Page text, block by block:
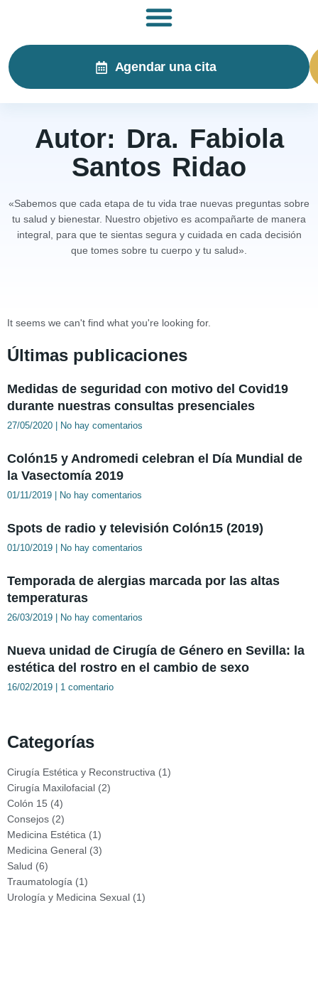
Agendar una cita
Autor: Dra. Fabiola
Santos Ridao
«Sabemos que cada etapa de tu vida trae nuevas preguntas sobre
tu salud y bienestar. Nuestro objetivo es acompañarte de manera
integral, para que te sientas segura y cuidada en cada decisión
que tomes sobre tu cuerpo y tu salud».
It seems we can't find what you're looking for.
Últimas publicaciones
Medidas de seguridad con motivo del Covid19
durante nuestras consultas presenciales
27/05/2020 No hay comentarios
Colón15 y Andromedi celebran el Día Mundial de
la Vasectomía 2019
01/11/2019 No hay comentarios
Spots de radio y televisión Colón15 (2019)
01/10/2019 No hay comentarios
Temporada de alergias marcada por las altas
temperaturas
26/03/2019 No hay comentarios
Nueva unidad de Cirugía de Género en Sevilla: la
estética del rostro en el cambio de sexo
16/02/2019 1 comentario
Categorías
Cirugía Estética y Reconstructiva (1)
Cirugía Maxilofacial (2)
Colón 15 (4)
Consejos (2)
Medicina Estética (1)
Medicina General (3)
Salud (6)
Traumatología (1)
Urología y Medicina Sexual (1)